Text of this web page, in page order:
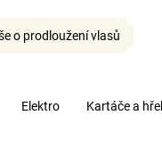
Elektro Kartáče a
o prodloužení vlasů